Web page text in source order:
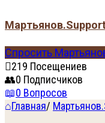
Спросить
219 Посещениев
0 Подписчиков
0 Вопросов
Главная/